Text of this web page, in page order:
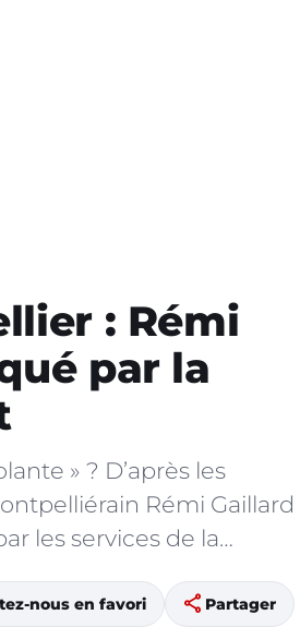
: Rémi
par la
» ? D’après les
Rémi Gaillard
les services de la…
nous en favori share Partager